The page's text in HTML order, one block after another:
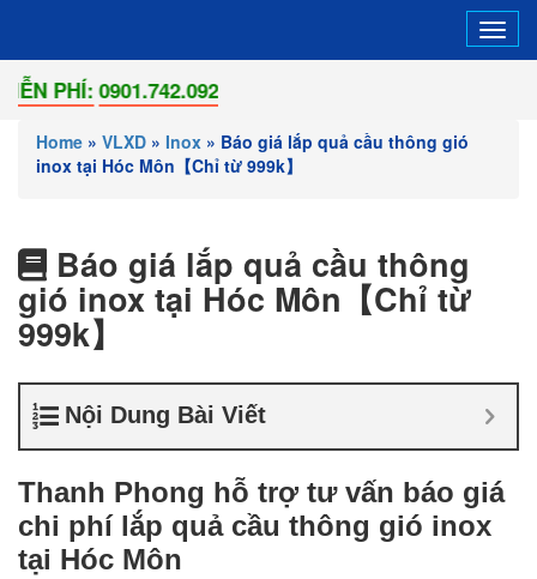
0901.742.092
Home » VLXD » Inox » Báo giá lắp quả cầu thông gió
inox tại Hóc Môn【Chỉ từ 999k】
Báo giá lắp quả cầu thông
gió inox tại Hóc Môn【Chỉ từ
999k】
Nội Dung Bài Viết
Thanh Phong hỗ trợ tư vấn báo giá
chi phí lắp quả cầu thông gió inox
tại Hóc Môn